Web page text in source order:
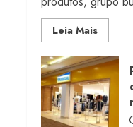
Leia MaisRead
more
Morena
Rosa
lança
com